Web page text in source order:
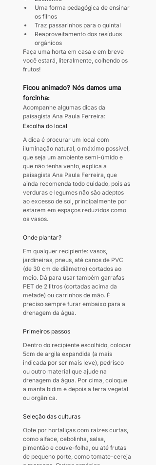
Uma forma pedagógica de ensinar
os filhos
Traz passarinhos para o quintal
Reaproveitamento dos resíduos
orgânicos
Faça uma horta em casa e em breve
você estará, literalmente, colhendo os
frutos!
Ficou animado? Nós damos uma
forcinha:
Acompanhe algumas dicas da
paisagista Ana Paula Ferreira:
Escolha do local
A dica é procurar um local com
iluminação natural, o máximo possível,
que seja um ambiente semi-úmido e
que não tenha vento, explica a
paisagista Ana Paula Ferreira, que
ainda recomenda todo cuidado, pois as
verduras e legumes não são adeptos
ao excesso de sol, principalmente por
estarem em espaços reduzidos como
os vasos.
Onde plantar?
Em qualquer recipiente: vasos,
jardineiras, pneus, até canos de PVC
(de 30 cm de diâmetro) cortados ao
meio. Dá para usar também garrafas
PET de 2 litros (cortadas acima da
metade) ou carrinhos de mão. É
preciso sempre furar embaixo para a
drenagem da água.
Primeiros passos
Dentro do recipiente escolhido, colocar
5cm de argila expandida (a mais
indicada por ser mais leve), pedrisco
ou outro material que ajude na
drenagem da água. Por cima, coloque
a manta bidim e depois a terra vegetal
ou orgânica.
Seleção das culturas
Opte por hortaliças com raízes curtas,
como alface, cebolinha, salsa,
pimentão e couve-folha, ou até frutas
de pequeno porte, como tomate-cereja